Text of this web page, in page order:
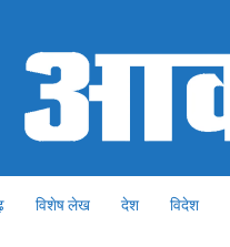
विशेष लेख देश विदेश